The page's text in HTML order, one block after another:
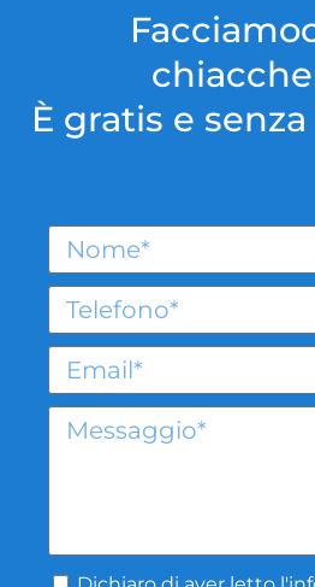
È gratis e